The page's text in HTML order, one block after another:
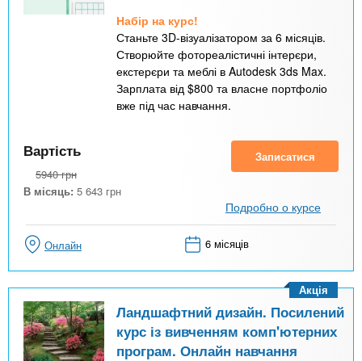
Набір на курс!
Станьте 3D-візуалізатором за 6 місяців.
Створюйте фотореалістичні інтерєри,
екстерєри та меблі в Autodesk 3ds Max.
Зарплата від $800 та власне портфоліо
вже під час навчання.
Вартість
5940 грн
В місяць: 5 643 грн
Записатися
Подробно о курсе
Онлайн 6 місяців
Ландшафтний дизайн. Посилений
курс із вивченням комп'ютерних
програм. Онлайн навчання
Акція